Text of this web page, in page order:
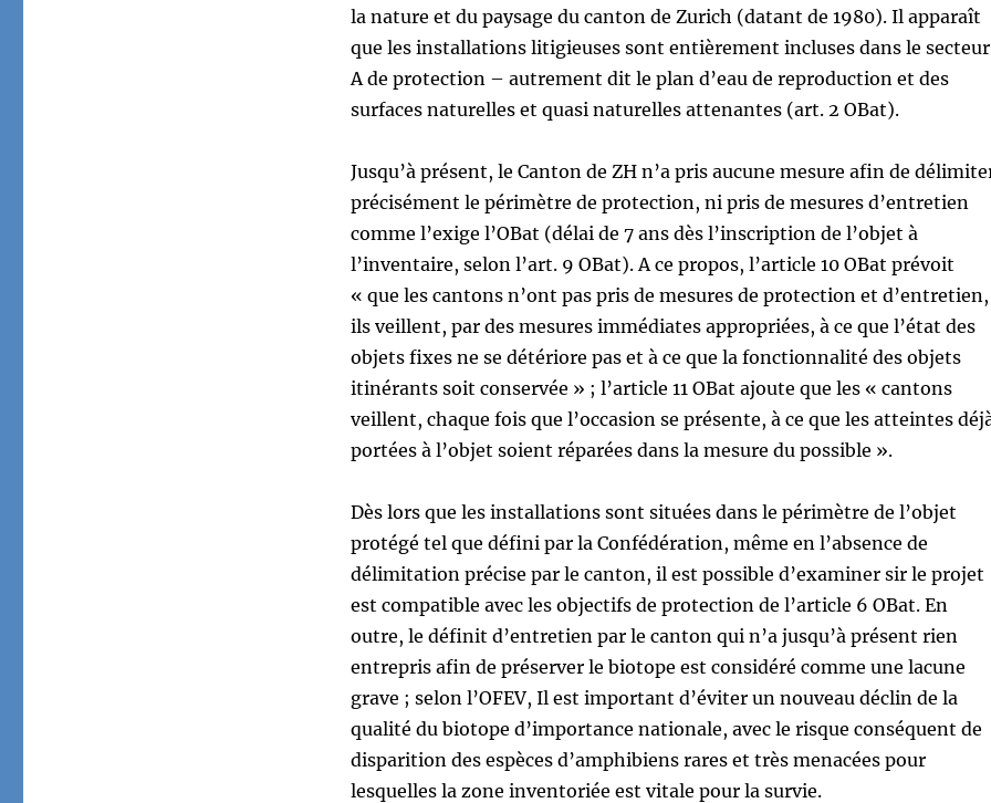
la nature et du paysage du canton de Zurich (datant de 1980). Il apparaît
que les installations litigieuses sont entièrement incluses dans le secteur
A de protection – autrement dit le plan d’eau de reproduction et des
surfaces naturelles et quasi naturelles attenantes (art. 2 OBat).
Jusqu’à présent, le Canton de ZH n’a pris aucune mesure afin de
précisément le périmètre de protection, ni pris de mesures d’entretien
comme l’exige l’OBat (délai de 7 ans dès l’inscription de l’objet à
l’inventaire, selon l’art. 9 OBat). A ce propos, l’article 10 OBat prévoit
« que les cantons n’ont pas pris de mesures de protection et d’entretien,
ils veillent, par des mesures immédiates appropriées, à ce que l’état des
objets fixes ne se détériore pas et à ce que la fonctionnalité des objets
itinérants soit conservée » ; l’article 11 OBat ajoute que les « cantons
veillent, chaque fois que l’occasion se présente, à ce que les atteintes
portées à l’objet soient réparées dans la mesure du possible ».
Dès lors que les installations sont situées dans le périmètre de l’objet
protégé tel que défini par la Confédération, même en l’absence de
délimitation précise par le canton, il est possible d’examiner sir le projet
est compatible avec les objectifs de protection de l’article 6 OBat. En
outre, le définit d’entretien par le canton qui n’a jusqu’à présent rien
entrepris afin de préserver le biotope est considéré comme une lacune
grave ; selon l’OFEV, Il est important d’éviter un nouveau déclin de la
qualité du biotope d’importance nationale, avec le risque conséquent de
disparition des espèces d’amphibiens rares et très menacées pour
lesquelles la zone inventoriée est vitale pour la survie.